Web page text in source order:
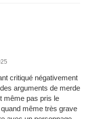
critiqué négativement
arguments de merde
même pas pris le
même très grave